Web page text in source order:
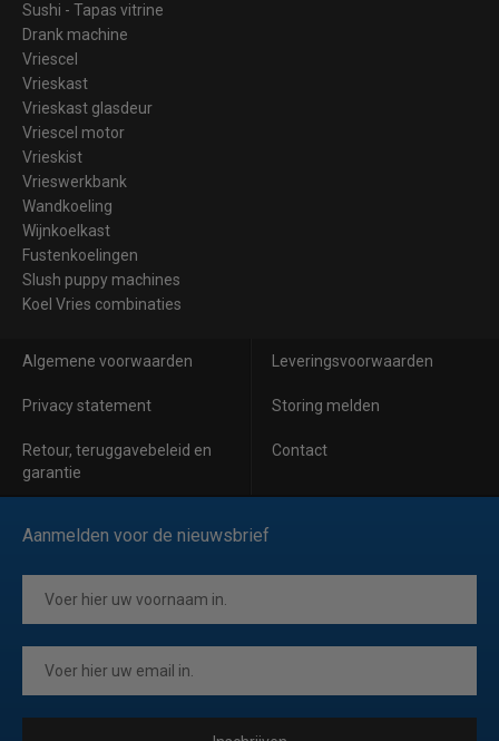
Sushi - Tapas vitrine
Drank machine
Vriescel
Vrieskast
Vrieskast glasdeur
Vriescel motor
Vrieskist
Vrieswerkbank
Wandkoeling
Wijnkoelkast
Fustenkoelingen
Slush puppy machines
Koel Vries combinaties
Algemene voorwaarden Leveringsvoorwaarden
Privacy statement Storing melden
Retour, teruggavebeleid en
garantie
Contact
Aanmelden voor de nieuwsbrief